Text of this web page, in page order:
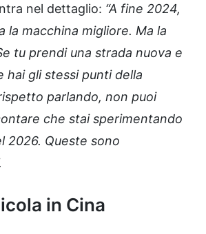
nel dettaglio: “A fine 2024,
la macchina migliore. Ma la
tu prendi una strada nuova e
hai gli stessi punti della
parlando, non puoi
che stai sperimentando
2026. Queste sono
in Cina